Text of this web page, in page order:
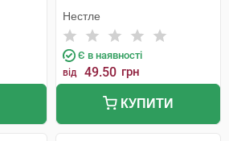
Нестле
Є в наявності
від 49.50 грн
КУПИТИ